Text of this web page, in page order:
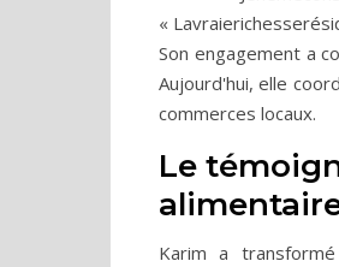
«
Son engagement a
Aujourd'hui, elle
commerces locaux.
Le
Karim a